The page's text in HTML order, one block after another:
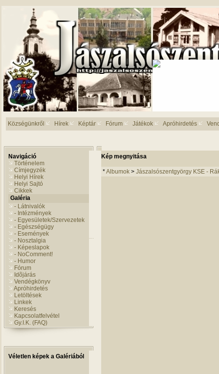
Községünkről Hírek Képtár Fórum Játékok Apróhirdetés
Navigáció
Történelem
Címjegyzék
Helyi Hírek
Helyi Sajtó
Cikkek
Galéria
- Látnivalók
- Intézmények
- Egyesületek/Szervezetek
- Egészségügy
- Események
- Nosztalgia
- Képeslapok
- NoComment!
- Humor
Fórum
Idõjárás
Vendégkönyv
Apróhirdetés
Letöltések
Linkek
Keresés
Kapcsolatfelvétel
Gy.I.K. (FAQ)
Véletlen képek a Galériából
Kép megnyitása
*Albumok > Jászalsószentgyörgy KSE -